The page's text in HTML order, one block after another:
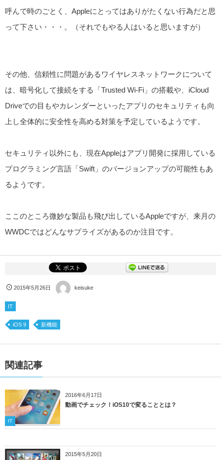
呼んで時のごとく、Appleにとってはありがたくない行為だと思
って下さい・・・。（それでもやる人はいると思いますが）
その他、信頼性に問題があるワイヤレスネットワークについて
は、暗号化して接続をする「Trusted Wi-Fi」の搭載や、iCloud
Driveでの目もやカレンダーといったアプリのセキュリティも向
上し全体的に安全性を高める対策を予定しているようです。
セキュリティ以外にも、現在Appleはアプリ開発に採用している
プログラミング言語「Swift」のバージョンアップの可能性もあ
るようです。
ここのところ微妙な製品も飛び出しているAppleですが、来月の
WWDCではどんなサプライズがあるのか注目です。
2015年5月26日 keisuke
IT
iOS 9 新機能
関連記事
2016年6月17日
IT
動画でチェック！iOS10で変ることとは？
2015年5月20日